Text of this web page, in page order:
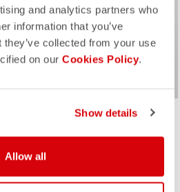
and analytics partners who
information that you’ve
collected from your use
on our Cookies Policy.
Show details
Allow all
ROSSO CORSA
ARIA SHELL JACKET
Un shell coupe-vent extrêmement
avec des panneaux respirants